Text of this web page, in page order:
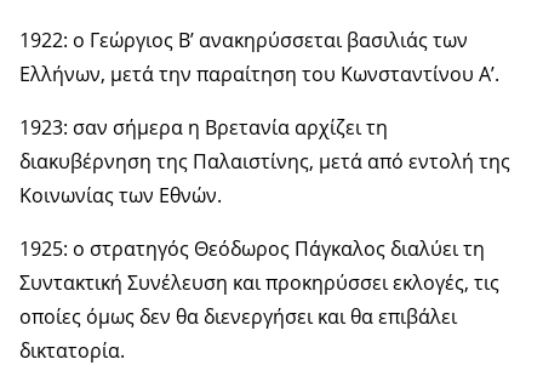
1922: ο Γεώργιος Β’ ανακηρύσσεται βασιλιάς των
Ελλήνων, μετά την παραίτηση του Κωνσταντίνου Α’.
1923: σαν σήμερα η Βρετανία αρχίζει τη
διακυβέρνηση της Παλαιστίνης, μετά από εντολή της
Κοινωνίας των Εθνών.
1925: ο στρατηγός Θεόδωρος Πάγκαλος διαλύει τη
Συντακτική Συνέλευση και προκηρύσσει εκλογές, τις
οποίες όμως δεν θα διενεργήσει και θα επιβάλει
δικτατορία.